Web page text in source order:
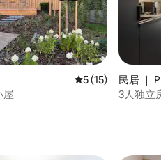
条评价 平均评分 5 分（满
5 (15)
屋
民居 ｜
3人独立